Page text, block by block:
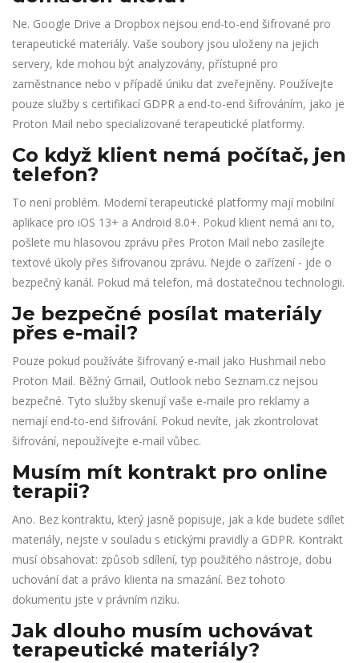
Ne. Google Drive a Dropbox nejsou end-to-end šifrované pro
terapeutické materiály. Vaše soubory jsou uloženy na jejich
servery, kde mohou být analyzovány, přístupné pro
zaměstnance nebo v případě úniku dat zveřejněny. Používejte
pouze služby s certifikací GDPR a end-to-end šifrováním, jako je
Proton Mail nebo specializované terapeutické platformy.
Co když klient nemá počítač, jen
telefon?
To není problém. Moderní terapeutické platformy mají mobilní
aplikace pro iOS 13+ a Android 8.0+. Pokud klient nemá ani to,
pošlete mu hlasovou zprávu přes Proton Mail nebo zasílejte
textové úkoly přes šifrovanou zprávu. Nejde o zařízení - jde o
bezpečný kanál. Pokud má telefon, má dostatečnou technologii.
Je bezpečné posílat materiály
přes e-mail?
Pouze pokud používáte šifrovaný e-mail jako Hushmail nebo
Proton Mail. Běžný Gmail, Outlook nebo Seznam.cz nejsou
bezpečné. Tyto služby skenují vaše e-maile pro reklamy a
nemají end-to-end šifrování. Pokud nevíte, jak zkontrolovat
šifrování, nepoužívejte e-mail vůbec.
Musím mít kontrakt pro online
terapii?
Ano. Bez kontraktu, který jasně popisuje, jak a kde budete sdílet
materiály, nejste v souladu s etickými pravidly a GDPR. Kontrakt
musí obsahovat: způsob sdílení, typ použitého nástroje, dobu
uchování dat a právo klienta na smazání. Bez tohoto
dokumentu jste v právním riziku.
Jak dlouho musím uchovávat
terapeutické materiály?